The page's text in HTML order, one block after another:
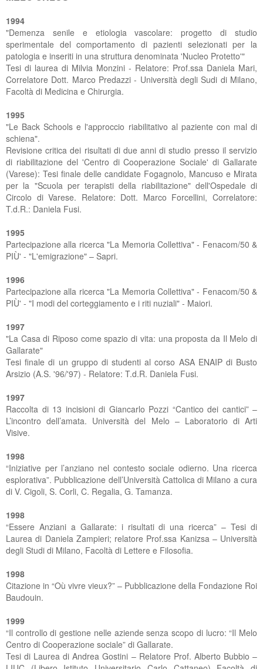
1994
"Demenza senile e etiologia vascolare: progetto di studio
sperimentale del comportamento di pazienti selezionati per la
patologia e inseriti in una struttura denominata 'Nucleo Protetto'"
Tesi di laurea di Milvia Monzini - Relatore: Prof.ssa Daniela Mari,
Correlatore Dott. Marco Predazzi - Università degli Sudi di Milano,
Facoltà di Medicina e Chirurgia.
1995
"Le Back Schools e l'approccio riabilitativo al paziente con mal di
schiena".
Revisione critica dei risultati di due anni di studio presso il servizio
di riabilitazione del 'Centro di Cooperazione Sociale' di Gallarate
(Varese): Tesi finale delle candidate Fogagnolo, Mancuso e Mirata
per la "Scuola per terapisti della riabilitazione" dell'Ospedale di
Circolo di Varese. Relatore: Dott. Marco Forcellini, Correlatore:
T.d.R.: Daniela Fusi.
1995
Partecipazione alla ricerca "La Memoria Collettiva" - Fenacom/50 &
PIÙ' - "L'emigrazione" – Sapri.
1996
Partecipazione alla ricerca "La Memoria Collettiva" - Fenacom/50 &
PIÙ' - "I modi del corteggiamento e i riti nuziali" - Maiori.
1997
"La Casa di Riposo come spazio di vita: una proposta da Il Melo di
Gallarate"
Tesi finale di un gruppo di studenti al corso ASA ENAIP di Busto
Arsizio (A.S. '96/'97) - Relatore: T.d.R. Daniela Fusi.
1997
Raccolta di 13 incisioni di Giancarlo Pozzi “Cantico dei cantici” –
L’incontro dell’amata. Università del Melo – Laboratorio di Arti
Visive.
1998
“Iniziative per l’anziano nel contesto sociale odierno. Una ricerca
esplorativa”. Pubblicazione dell’Università Cattolica di Milano a cura
di V. Cigoli, S. Corli, C. Regalia, G. Tamanza.
1998
“Essere Anziani a Gallarate: i risultati di una ricerca” – Tesi di
Laurea di Daniela Zampieri; relatore Prof.ssa Kanizsa – Università
degli Studi di Milano, Facoltà di Lettere e Filosofia.
1998
Citazione in “Où vivre vieux?” – Pubblicazione della Fondazione Roi
Baudouin.
1999
“Il controllo di gestione nelle aziende senza scopo di lucro: “Il Melo
Centro di Cooperazione sociale” di Gallarate.
Tesi di Laurea di Andrea Gostini – Relatore Prof. Alberto Bubbio –